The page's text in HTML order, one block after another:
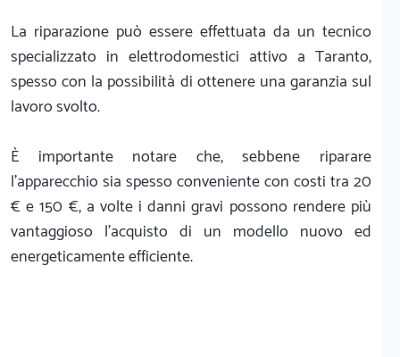
La riparazione può essere effettuata da un tecnico
specializzato in elettrodomestici attivo a Taranto,
spesso con la possibilità di ottenere una garanzia sul
lavoro svolto.
È importante notare che, sebbene riparare
l'apparecchio sia spesso conveniente con costi tra 20
€ e 150 €, a volte i danni gravi possono rendere più
vantaggioso l'acquisto di un modello nuovo ed
energeticamente efficiente.